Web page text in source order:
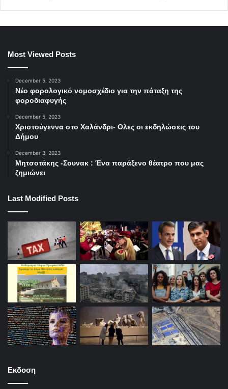
Most Viewed Posts
December 5, 2023
Νέο φορολογικό νομοσχέδιο για την πάταξη της
φοροδιαφυγής
December 5, 2023
Χριστούγεννα στο Χαλάνδρι- Ολες οι εκδηλώσεις του
Δήμου
December 3, 2023
Μητσοτάκης -Σουνακ : Ένα παράξενο θέατρο που μας
ζημιώνει
Last Modified Posts
Εκδοση